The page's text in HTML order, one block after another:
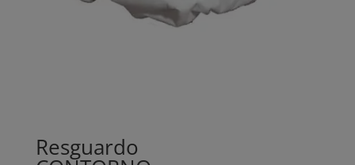
Resguardo